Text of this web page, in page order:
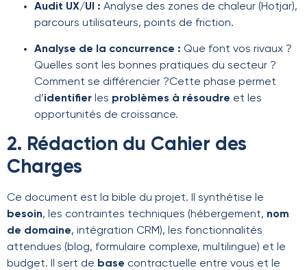
Audit UX/UI : Analyse des zones de chaleur (Hotjar),
parcours utilisateurs, points de friction.
Analyse de la concurrence : Que font vos rivaux ?
Quelles sont les bonnes pratiques du secteur ?
Comment se différencier ?Cette phase permet
d’identifier les problèmes à résoudre et les
opportunités de croissance.
2. Rédaction du Cahier des
Charges
Ce document est la bible du projet. Il synthétise le
besoin, les contraintes techniques (hébergement, nom
de domaine, intégration CRM), les fonctionnalités
attendues (blog, formulaire complexe, multilingue) et le
budget. Il sert de base contractuelle entre vous et le